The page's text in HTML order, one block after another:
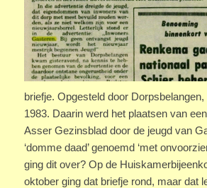
briefje. Opgesteld door
1983. Daarin werd het plaatsen van
Asser Gezinsblad door de jeugd van
‘domme daad’ genoemd ‘met
ging dit over? Op de
oktober ging dat briefje rond, maar dat